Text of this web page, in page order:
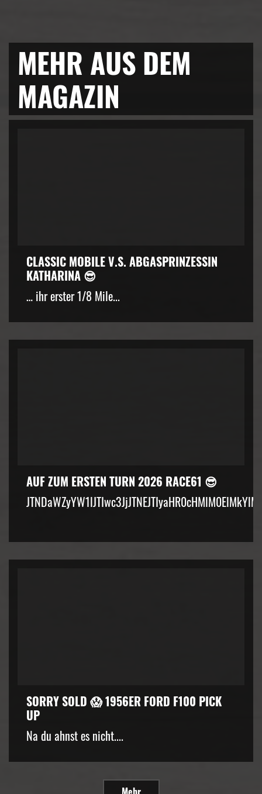
MEHR AUS DEM
MAGAZIN
CLASSIC MOBILE V.S. ABGASPRINZESSIN
KATHARINA 😎
… ihr erster 1/8 Mile...
AUF ZUM ERSTEN TURN 2026 RACE61 😎
SORRY SOLD 😱 1956ER FORD F100 PICK
UP
Na du ahnst es nicht....